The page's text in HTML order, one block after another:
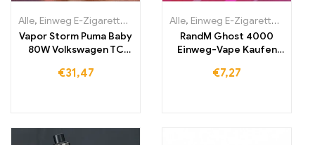
Alle, Einweg E-Zigaretten Einweg-E-Zigaretten Litauen,Einweg-
Vapor Storm Puma Baby
80W Volkswagen TC
Power E-Zigaretten
€31,47
Alle, Einweg E-Zigaretten
RandM Ghost 4000
Einweg-Vape Kaufen
€7,27